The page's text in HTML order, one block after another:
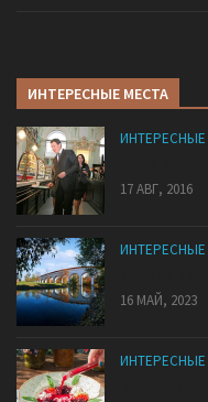
ИНТЕРЕСНЫЕ МЕСТА
17 АВГ, 2016
16 МАЙ, 2023